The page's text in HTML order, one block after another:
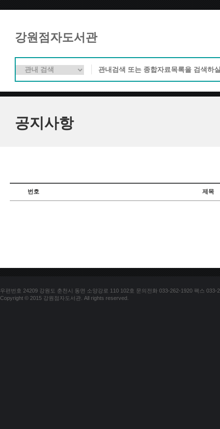
강원점자도서관
공지사항
번호 제목
우편번호 24209 강원도 춘천시 동면 소양강로 110 102호 문의전화 033-262-1920 팩스 033-
Copyright © 2015 강원점자도서관. All rights reserved.